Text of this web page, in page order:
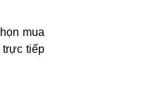
mua
tiếp